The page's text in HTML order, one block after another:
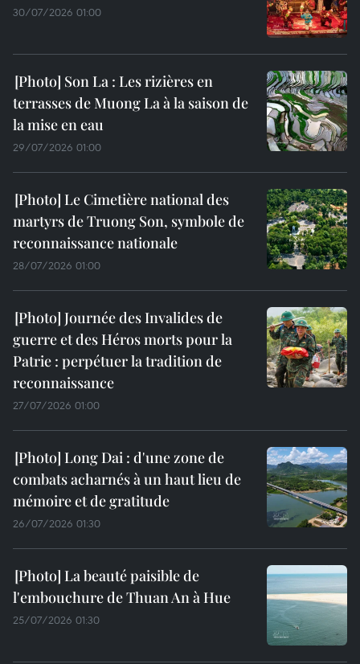
30/07/2026 01:00
Son La : Les rizières en
terrasses de Muong La à la saison de
la mise en eau
29/07/2026 01:00
Le Cimetière national des
martyrs de Truong Son, symbole de
reconnaissance nationale
28/07/2026 01:00
Journée des Invalides de
guerre et des Héros morts pour la
Patrie : perpétuer la tradition de
reconnaissance
27/07/2026 01:00
Long Dai : d'une zone de
combats acharnés à un haut lieu de
mémoire et de gratitude
26/07/2026 01:30
La beauté paisible de
l'embouchure de Thuan An à Hue
25/07/2026 01:30